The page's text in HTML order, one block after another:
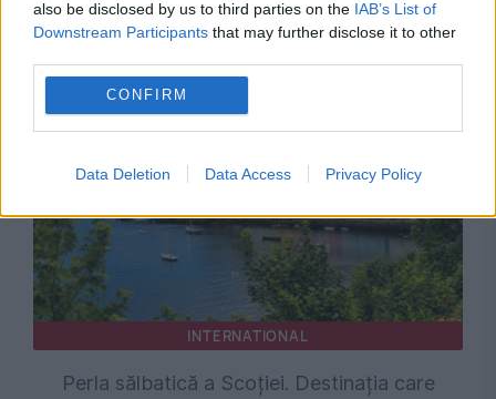
also be disclosed by us to third parties on the IAB’s List of
Downstream Participants that may further disclose it to other
CONFIRM
Data Deletion Data Access Privacy Policy
menținerea centralelor pe cărbune. Critici la
adresa lui Bolojan
INTERNATIONAL
Perla sălbatică a Scoției. Destinația care